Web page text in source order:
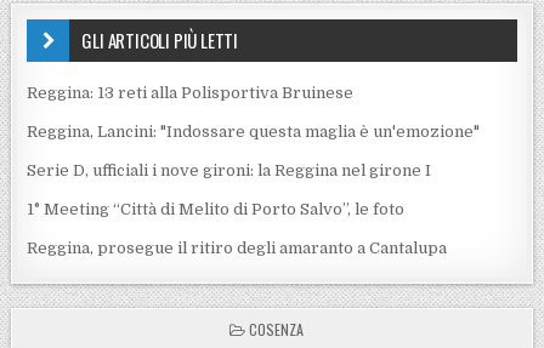
GLI ARTICOLI PIÙ LETTI
Reggina: 13 reti alla Polisportiva Bruinese
Reggina, Lancini: "Indossare questa maglia è un'emozione"
Serie D, ufficiali i nove gironi: la Reggina nel girone I
1° Meeting “Città di Melito di Porto Salvo”, le foto
Reggina, prosegue il ritiro degli amaranto a Cantalupa
POSTED IN
COSENZA